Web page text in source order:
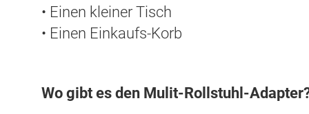
• Einen kleiner Tisch
• Einen Einkaufs-Korb
Wo gibt es den Mulit-Rollstuhl-